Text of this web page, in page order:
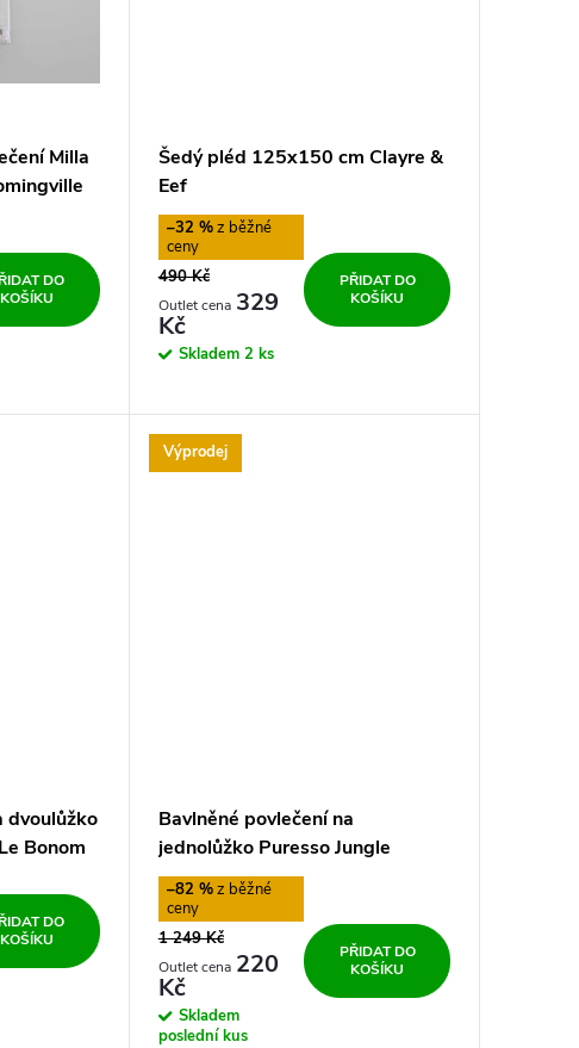
Milla
DO
KOŠÍKU
Šedý pléd 125x150 cm Clayre &
Eef
–32 %
490 Kč
329
Kč
Skladem 2 ks
PŘIDAT DO
KOŠÍKU
dvoulůžko
Bonom
DO
KOŠÍKU
Výprodej
Bavlněné povlečení na
jednolůžko Puresso Jungle
–82 %
1 249 Kč
220
Kč
Skladem
poslední kus
PŘIDAT DO
KOŠÍKU